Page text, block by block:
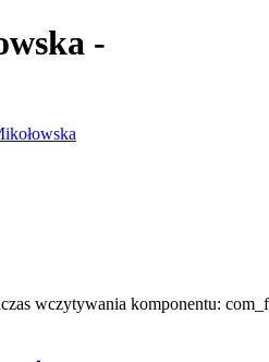
-
wczytywania komponentu: